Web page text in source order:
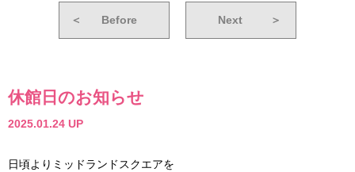
＜ Before Next ＞
休館日のお知らせ
2025.01.24 UP
日頃よりミッドランドスクエアを